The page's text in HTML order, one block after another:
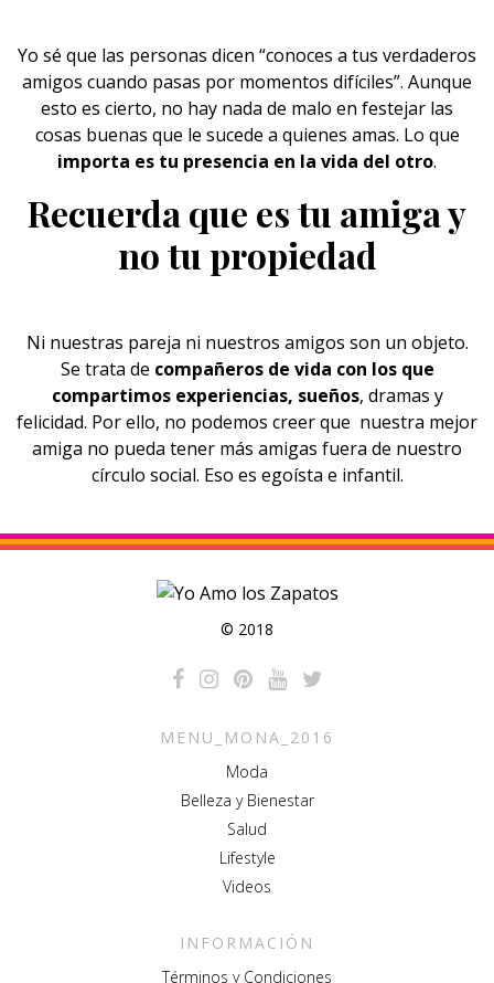
Yo sé que las personas dicen “conoces a tus verdaderos
amigos cuando pasas por momentos difíciles”. Aunque
esto es cierto, no hay nada de malo en festejar las
cosas buenas que le sucede a quienes amas. Lo que
importa es tu presencia en la vida del otro.
Recuerda que es tu amiga y
no tu propiedad
Ni nuestras pareja ni nuestros amigos son un objeto.
Se trata de compañeros de vida con los que
compartimos experiencias, sueños, dramas y
felicidad. Por ello, no podemos creer que nuestra mejor
amiga no pueda tener más amigas fuera de nuestro
círculo social. Eso es egoísta e infantil.
© 2018
MENU_MONA_2016
Moda
Belleza y Bienestar
Salud
Lifestyle
Videos
INFORMACIÓN
Términos y Condiciones